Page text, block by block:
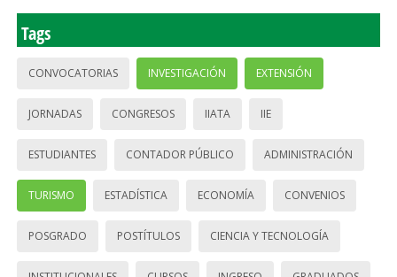
Tags
CONVOCATORIAS INVESTIGACIÓN EXTENSIÓN
JORNADAS CONGRESOS IIATA IIE
ESTUDIANTES CONTADOR PÚBLICO ADMINISTRACIÓN
TURISMO ESTADÍSTICA ECONOMÍA CONVENIOS
POSGRADO POSTÍTULOS CIENCIA Y TECNOLOGÍA